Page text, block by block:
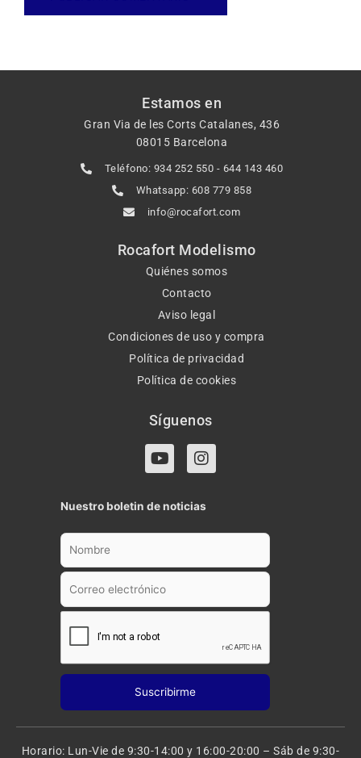
Estamos en
Gran Via de les Corts Catalanes, 436
08015 Barcelona
Teléfono: 934 252 550 - 644 143 460
Whatsapp: 608 779 858
info@rocafort.com
Rocafort Modelismo
Quiénes somos
Contacto
Aviso legal
Condiciones de uso y compra
Política de privacidad
Política de cookies
Síguenos
Y
o
t
u
b
I
n
t
a
g
a
Nuestro boletin de noticias
Horario: Lun-Vie de 9:30-14:00 y 16:00-20:00 – Sáb de 9:30-